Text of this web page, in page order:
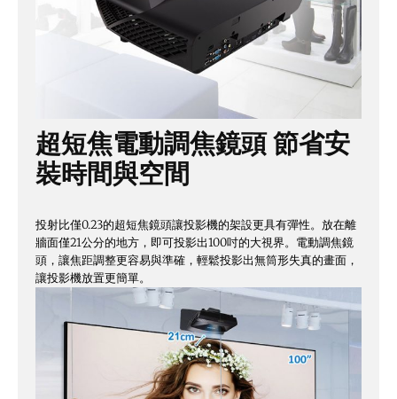
超短焦電動調焦鏡頭 節省安
裝時間與空間
投射比僅0.23的超短焦鏡頭讓投影機的架設更具有彈性。放在離
牆面僅21公分的地方，即可投影出100吋的大視界。電動調焦鏡
頭，讓焦距調整更容易與準確，輕鬆投影出無筒形失真的畫面，
讓投影機放置更簡單。